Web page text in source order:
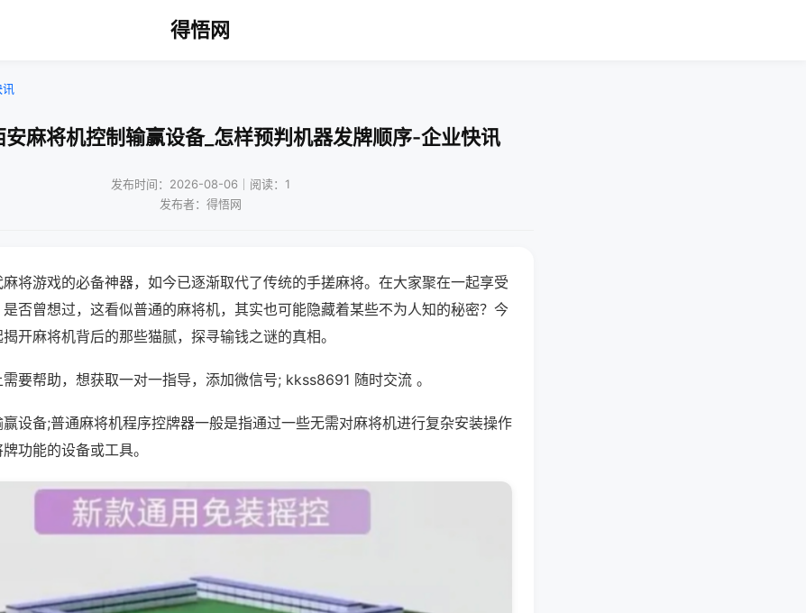
得悟网
麻将机控制输赢设备_怎样预判机器发牌顺序-企业快讯
发布时间：2026-08-06｜阅读：1
发布者：得悟网
将游戏的必备神器，如今已逐渐取代了传统的手搓麻将。在大家聚在一起享受
否曾想过，这看似普通的麻将机，其实也可能隐藏着某些不为人知的秘密？今
开麻将机背后的那些猫腻，探寻输钱之谜的真相。
要帮助，想获取一对一指导，添加微信号; kkss8691 随时交流 。
设备;普通麻将机程序控牌器一般是指通过一些无需对麻将机进行复杂安装操作
功能的设备或工具。